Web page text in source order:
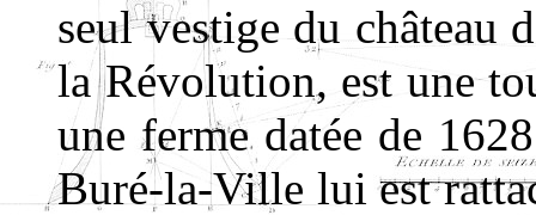
seul vestige du château
la Révolution, est une
une ferme datée de
Buré-la-Ville lui est